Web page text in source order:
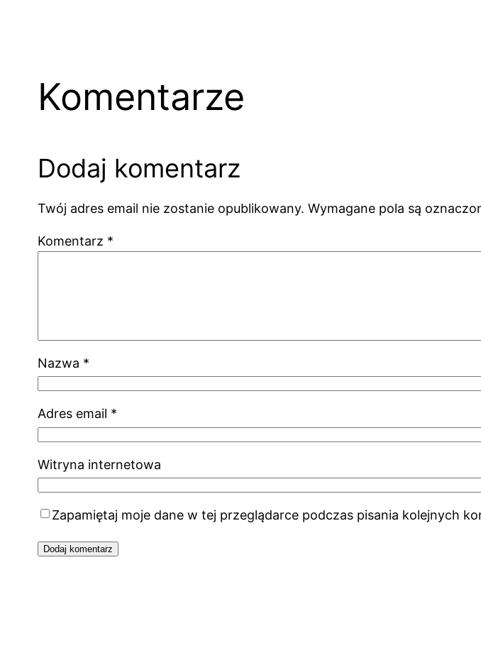
Komentarze
Dodaj komentarz
Twój adres email nie zostanie opublikowany. Wymagane pola są
Komentarz *
Nazwa *
Adres email *
Witryna internetowa
Zapamiętaj moje dane w tej przeglądarce podczas pisania kolejnych